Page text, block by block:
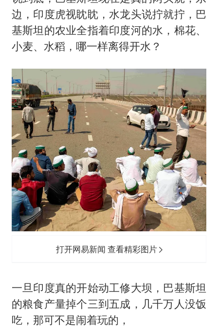
边，印度虎视眈眈，水龙头说拧就拧，巴
基斯坦的农业全指着印度河的水，棉花、
小麦、水稻，哪一样离得开水？
打开网易新闻 查看精彩图片
一旦印度真的开始动工修大坝，巴基斯坦
的粮食产量掉个三到五成，几千万人没饭
吃，那可不是闹着玩的，